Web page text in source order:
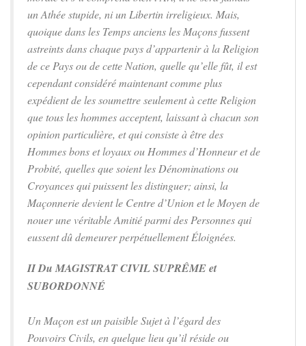
un Athée stupide, ni un Libertin irreligieux. Mais,
quoique dans les Temps anciens les Maçons fussent
astreints dans chaque pays d’appartenir à la Religion
de ce Pays ou de cette Nation, quelle qu’elle fût, il est
cependant considéré maintenant comme plus
expédient de les soumettre seulement à cette Religion
que tous les hommes acceptent, laissant à chacun son
opinion particulière, et qui consiste à être des
Hommes bons et loyaux ou Hommes d’Honneur et de
Probité, quelles que soient les Dénominations ou
Croyances qui puissent les distinguer; ainsi, la
Maçonnerie devient le Centre d’Union et le Moyen de
nouer une véritable Amitié parmi des Personnes qui
eussent dû demeurer perpétuellement Éloignées.
II Du MAGISTRAT CIVIL SUPRÊME et
SUBORDONNÉ
Un Maçon est un paisible Sujet à l’égard des
Pouvoirs Civils, en quelque lieu qu’il réside ou